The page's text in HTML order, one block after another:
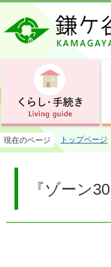
現在のページ トップページ
『ゾーン